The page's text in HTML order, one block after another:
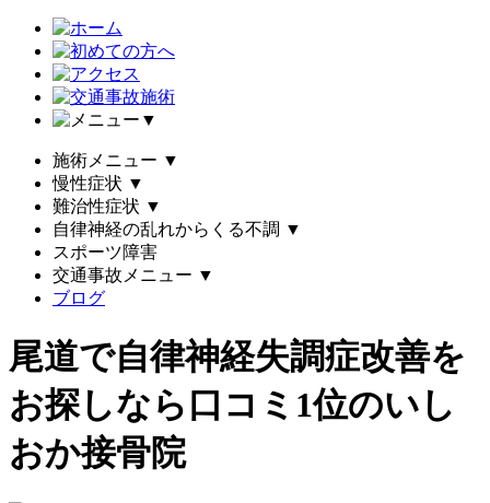
▼
施術メニュー ▼
慢性症状 ▼
難治性症状 ▼
自律神経の乱れからくる不調 ▼
スポーツ障害
交通事故メニュー ▼
ブログ
尾道で自律神経失調症改善を
お探しなら口コミ1位のいし
おか接骨院